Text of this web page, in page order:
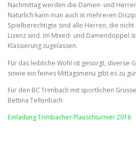
Nachmittag werden die Damen- und
Natürlich kann man auch in mehreren
Spielberechtigte sind alle Herren, die
Lizenz sind. Im Mixed- und Damendoppel
Klassierung zugelassen.
Für das leibliche Wohl ist gesorgt, diverse
sowie ein feines Mittagsmenü gibt es zu
Für den BC Trimbach mit sportlichen
Bettina Tellenbach
Einladung Trimbacher Plauschturnier 2018